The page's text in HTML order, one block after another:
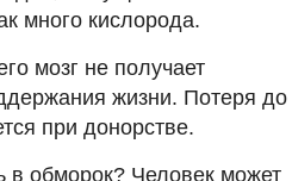
много кислорода.
мозг не получает
жизни. Потеря до
при донорстве.
в обморок? Человек может